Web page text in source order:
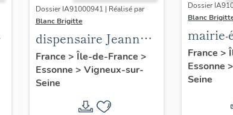
Dossier IA91000941 | Réalisé par
Blanc Brigitte
dispensaire Jeanne
d'Arc
France > Île-de-France >
Essonne > Vigneux-sur-
Seine
Dossier
Blanc
mairie-
France >
Essonne >
Seine